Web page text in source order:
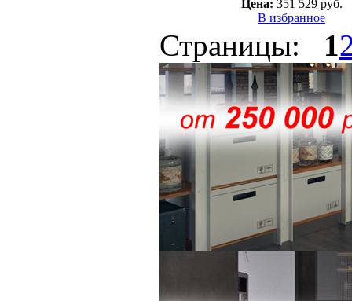
Цена: 351 529 руб.
В избранное
Страницы: 1